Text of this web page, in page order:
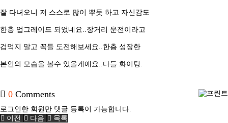
잘 다녀오니 저 스스로 많이 뿌듯 하고 자신감도
한층 업그레이드 되었네요..장거리 운전이라고
겁먹지 말고 꼭들 도전해보세요..한층 성장한
본인의 모습을 볼수 있을게애요..다들 화이팅.
0 Comments
로그인한 회원만 댓글 등록이 가능합니다.
이전
다음 목록